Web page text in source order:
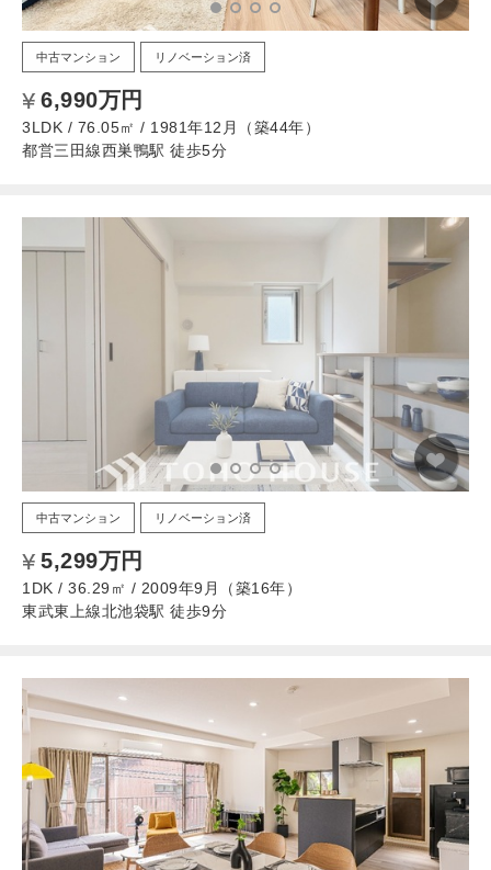
中古マンション リノベーション済
6,990万円
3LDK / 76.05㎡ / 1981年12月（築44年）
都営三田線西巣鴨駅 徒歩5分
中古マンション リノベーション済
5,299万円
1DK / 36.29㎡ / 2009年9月（築16年）
東武東上線北池袋駅 徒歩9分